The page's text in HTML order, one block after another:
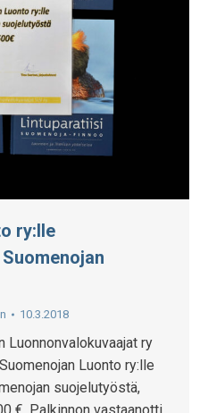
ry:lle
10.3.2018
Luonnonvalokuvaajat ry
Luonto ry:lle
suojelutyöstä,